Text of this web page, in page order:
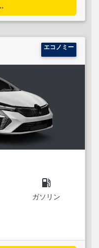
エコノミー
local_gas_station
ガソリン